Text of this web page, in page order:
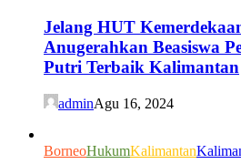
Jelang HUT
Anugerahkan Beasiswa
Putri Terbaik Kalimantan
adminAgu 16, 2024
BorneoHukumKalimantan